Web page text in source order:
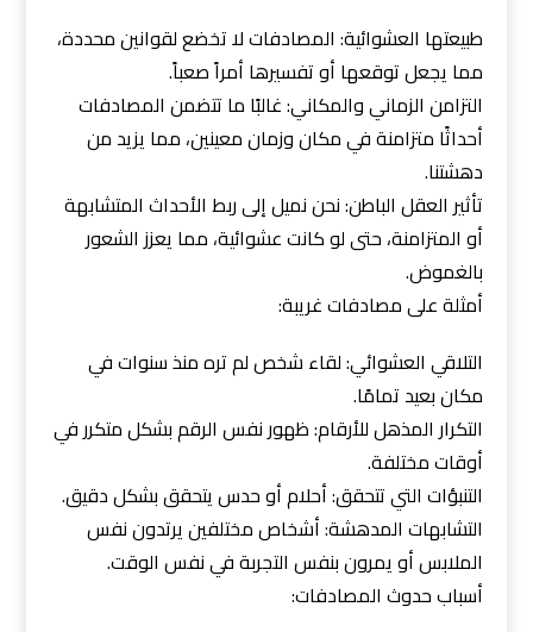
طبيعتها العشوائية: المصادفات لا تخضع لقوانين محددة،
مما يجعل توقعها أو تفسيرها أمراً صعباً.
التزامن الزماني والمكاني: غالبًا ما تتضمن المصادفات
أحداثًا متزامنة في مكان وزمان معينين، مما يزيد من
دهشتنا.
تأثير العقل الباطن: نحن نميل إلى ربط الأحداث المتشابهة
أو المتزامنة، حتى لو كانت عشوائية، مما يعزز الشعور
بالغموض.
أمثلة على مصادفات غريبة:
التلاقي العشوائي: لقاء شخص لم تره منذ سنوات في
مكان بعيد تمامًا.
التكرار المذهل للأرقام: ظهور نفس الرقم بشكل متكرر في
أوقات مختلفة.
التنبؤات التي تتحقق: أحلام أو حدس يتحقق بشكل دقيق.
التشابهات المدهشة: أشخاص مختلفين يرتدون نفس
الملابس أو يمرون بنفس التجربة في نفس الوقت.
أسباب حدوث المصادفات: